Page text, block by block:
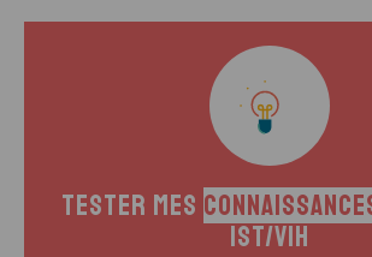
Tester mes
IST/VIH